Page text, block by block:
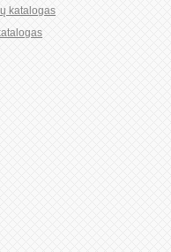
katalogas